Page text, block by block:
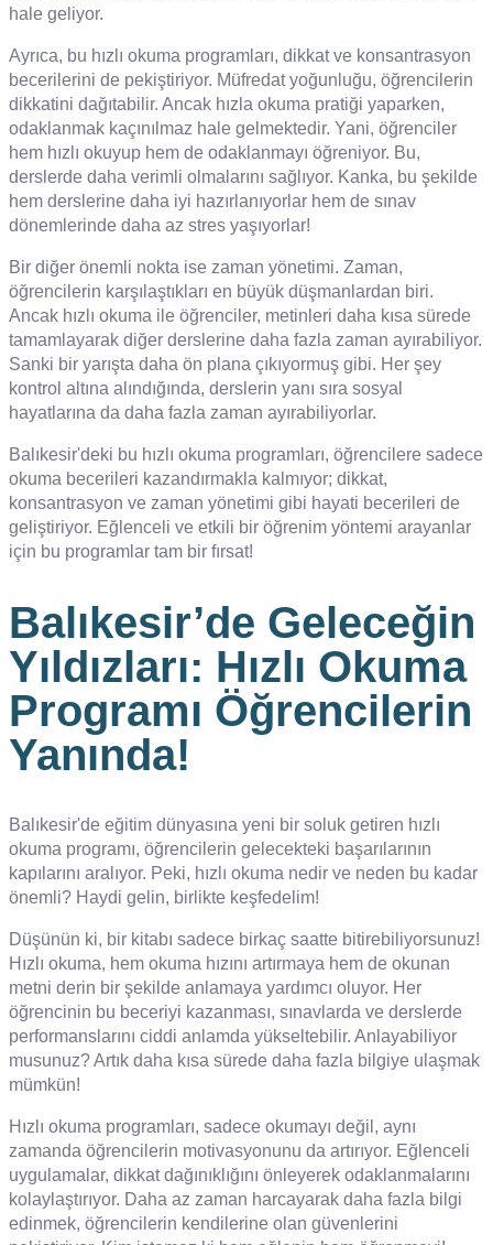
hale geliyor.
Ayrıca, bu hızlı okuma programları, dikkat ve konsantrasyon
becerilerini de pekiştiriyor. Müfredat yoğunluğu, öğrencilerin
dikkatini dağıtabilir. Ancak hızla okuma pratiği yaparken,
odaklanmak kaçınılmaz hale gelmektedir. Yani, öğrenciler
hem hızlı okuyup hem de odaklanmayı öğreniyor. Bu,
derslerde daha verimli olmalarını sağlıyor. Kanka, bu şekilde
hem derslerine daha iyi hazırlanıyorlar hem de sınav
dönemlerinde daha az stres yaşıyorlar!
Bir diğer önemli nokta ise zaman yönetimi. Zaman,
öğrencilerin karşılaştıkları en büyük düşmanlardan biri.
Ancak hızlı okuma ile öğrenciler, metinleri daha kısa sürede
tamamlayarak diğer derslerine daha fazla zaman ayırabiliyor.
Sanki bir yarışta daha ön plana çıkıyormuş gibi. Her şey
kontrol altına alındığında, derslerin yanı sıra sosyal
hayatlarına da daha fazla zaman ayırabiliyorlar.
Balıkesir'deki bu hızlı okuma programları, öğrencilere sadece
okuma becerileri kazandırmakla kalmıyor; dikkat,
konsantrasyon ve zaman yönetimi gibi hayati becerileri de
geliştiriyor. Eğlenceli ve etkili bir öğrenim yöntemi arayanlar
için bu programlar tam bir fırsat!
Balıkesir’de Geleceğin
Yıldızları: Hızlı Okuma
Programı Öğrencilerin
Yanında!
Balıkesir'de eğitim dünyasına yeni bir soluk getiren hızlı
okuma programı, öğrencilerin gelecekteki başarılarının
kapılarını aralıyor. Peki, hızlı okuma nedir ve neden bu kadar
önemli? Haydi gelin, birlikte keşfedelim!
Düşünün ki, bir kitabı sadece birkaç saatte bitirebiliyorsunuz!
Hızlı okuma, hem okuma hızını artırmaya hem de okunan
metni derin bir şekilde anlamaya yardımcı oluyor. Her
öğrencinin bu beceriyi kazanması, sınavlarda ve derslerde
performanslarını ciddi anlamda yükseltebilir. Anlayabiliyor
musunuz? Artık daha kısa sürede daha fazla bilgiye ulaşmak
mümkün!
Hızlı okuma programları, sadece okumayı değil, aynı
zamanda öğrencilerin motivasyonunu da artırıyor. Eğlenceli
uygulamalar, dikkat dağınıklığını önleyerek odaklanmalarını
kolaylaştırıyor. Daha az zaman harcayarak daha fazla bilgi
edinmek, öğrencilerin kendilerine olan güvenlerini